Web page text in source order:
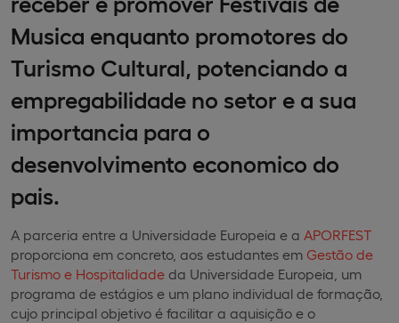
Musica enquanto promotores do
Turismo Cultural, potenciando a
empregabilidade no setor e a sua
importancia para o
desenvolvimento economico do
pais.
A parceria entre a Universidade Europeia e a APORFEST
proporciona em concreto, aos estudantes em Gestão de
Turismo e Hospitalidade da Universidade Europeia, um
programa de estágios e um plano individual de formação,
cujo principal objetivo é facilitar a aquisição e o